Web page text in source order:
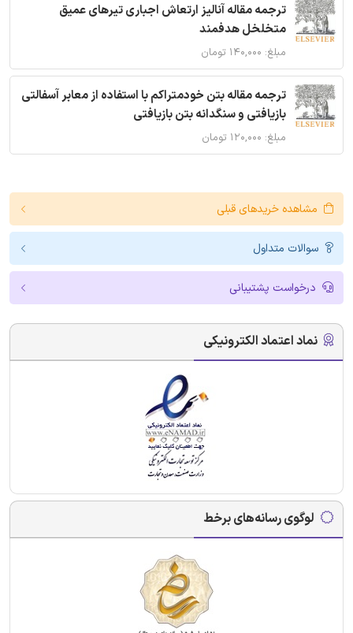
ترجمه مقاله آنالیز ارتعاش اجباری تیرهای عمیق
متخلخل هدفمند
مبلغ: ۱۴۰,۰۰۰ تومان
ترجمه مقاله بتن خودمتراکم با استفاده از معابر آسفالتی
بازیافتی و سنگدانه بتن بازیافتی
مبلغ: ۱۲۰,۰۰۰ تومان
مشاهده خریدهای قبلی
سوالات متداول
درخواست پشتیبانی
نماد اعتماد الکترونیکی
لوگوی رسانه‌های برخط